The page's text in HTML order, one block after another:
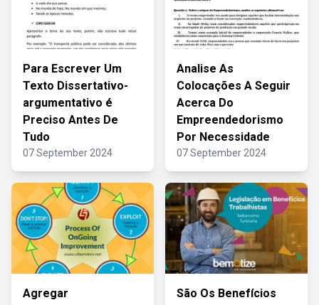
Para Escrever Um
Texto Dissertativo-
argumentativo é
Preciso Antes De
Tudo
07 September 2024
Analise As
Colocações A Seguir
Acerca Do
Empreendedorismo
Por Necessidade
07 September 2024
Agregar
São Os Benefícios